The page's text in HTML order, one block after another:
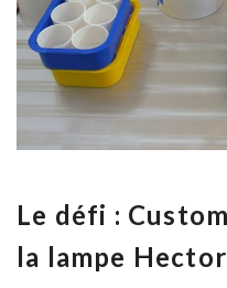
Le défi :
la lampe Hector